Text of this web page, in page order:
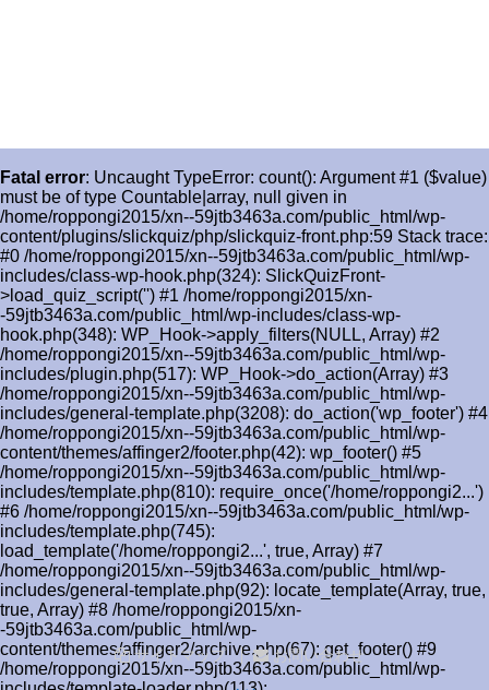
サイトマップ お問い合わせ
Fatal error: Uncaught TypeError: count(): Argument #1 ($value)
must be of type Countable|array, null given in
/home/roppongi2015/xn--59jtb3463a.com/public_html/wp-
content/plugins/slickquiz/php/slickquiz-front.php:59 Stack trace:
#0 /home/roppongi2015/xn--59jtb3463a.com/public_html/wp-
includes/class-wp-hook.php(324): SlickQuizFront-
>load_quiz_script('') #1 /home/roppongi2015/xn-
-59jtb3463a.com/public_html/wp-includes/class-wp-
hook.php(348): WP_Hook->apply_filters(NULL, Array) #2
/home/roppongi2015/xn--59jtb3463a.com/public_html/wp-
includes/plugin.php(517): WP_Hook->do_action(Array) #3
/home/roppongi2015/xn--59jtb3463a.com/public_html/wp-
includes/general-template.php(3208): do_action('wp_footer') #4
/home/roppongi2015/xn--59jtb3463a.com/public_html/wp-
content/themes/affinger2/footer.php(42): wp_footer() #5
/home/roppongi2015/xn--59jtb3463a.com/public_html/wp-
includes/template.php(810): require_once('/home/roppongi2...')
#6 /home/roppongi2015/xn--59jtb3463a.com/public_html/wp-
includes/template.php(745):
load_template('/home/roppongi2...', true, Array) #7
/home/roppongi2015/xn--59jtb3463a.com/public_html/wp-
includes/general-template.php(92): locate_template(Array, true,
true, Array) #8 /home/roppongi2015/xn-
-59jtb3463a.com/public_html/wp-
content/themes/affinger2/archive.php(67): get_footer() #9
/home/roppongi2015/xn--59jtb3463a.com/public_html/wp-